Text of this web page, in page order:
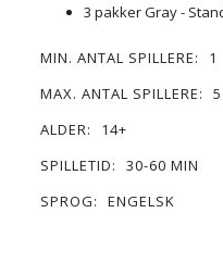
3 pakker Gray -
MIN. ANTAL SPILLERE:
1
MAX. ANTAL SPILLERE:
5
ALDER:
14+
SPILLETID:
30-60 MIN
SPROG:
ENGELSK